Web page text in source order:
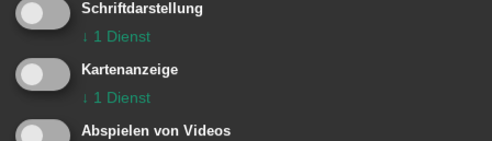
© Stadt Aalen, 26.08.2008
Schriftdarstellung
↓ 1 Dienst
Kartenanzeige
↓ 1 Dienst
Abspielen von Videos